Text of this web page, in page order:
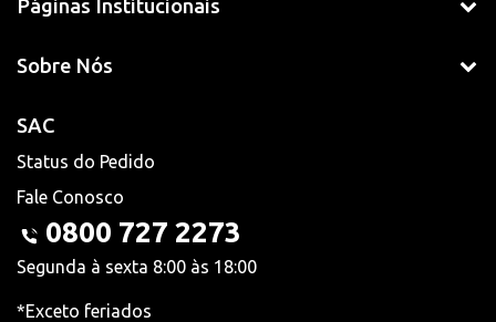
Páginas Institucionais
Sobre Nós
SAC
Status do Pedido
Fale Conosco
0800 727 2273
Segunda à sexta 8:00 às 18:00
*Exceto feriados